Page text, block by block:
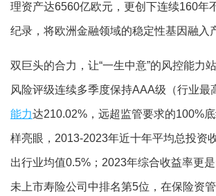
理资产达6560亿欧元，更创下连续160年
纪录，将欧洲金融领域的稳定性基因融入
双巨头的合力，让“一生中意”的风控能力
风险评级连续多季度保持AAA级（行业最
能力达210.02%，远超监管要求的100%
样亮眼，2013-2023年近十年平均总投资
出行业均值0.5%；2023年综合收益率更
未上市寿险公司中排名第5位，在保险资